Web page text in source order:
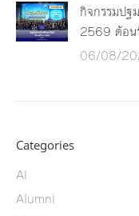
กิจกรรมปฐ
2569 ต้อน
06/08/
Categories
AI
Alumni